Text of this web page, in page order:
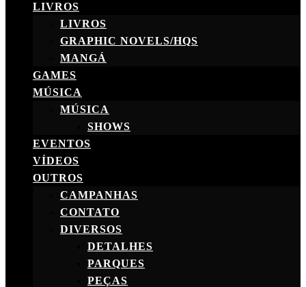
LIVROS
LIVROS
GRAPHIC NOVELS/HQS
MANGÁ
GAMES
MÚSICA
MÚSICA
SHOWS
EVENTOS
VÍDEOS
OUTROS
CAMPANHAS
CONTATO
DIVERSOS
DETALHES
PARQUES
PEÇAS